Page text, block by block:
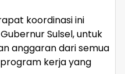
koordinasi ini
Sulsel, untuk
anggaran dari semua
kerja yang